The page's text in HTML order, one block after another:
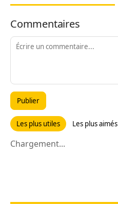
Commentaires
Publier
Les plus utiles Les plus aimés
Chargement...